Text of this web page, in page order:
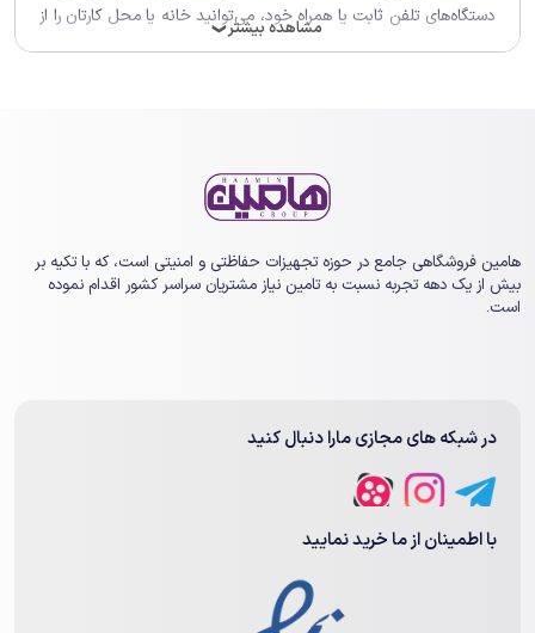
دستگاه‌های تلفن ثابت یا همراه خود، می‌توانید خانه یا محل کار‌تان را از
هر نقطه‌ای از جهان کنترل کنید. اگر قصدخرید دزدگیر اماکنبرای محل
برای بسیاری از ما، خانه باارزش‌ترین دارایی است که در اختیار داریم. به
مشاهده بیشتر ❯
هامین فروشگاهی جامع در حوزه تجهیزات حفاظتی و امنیتی است، که با تکیه بر
بیش از یک ‏دهه تجربه نسبت به تامین نیاز مشتریان سراسر کشور اقدام نموده
است.
در شبکه های مجازی مارا دنبال کنید
با اطمینان از ما خرید نمایید